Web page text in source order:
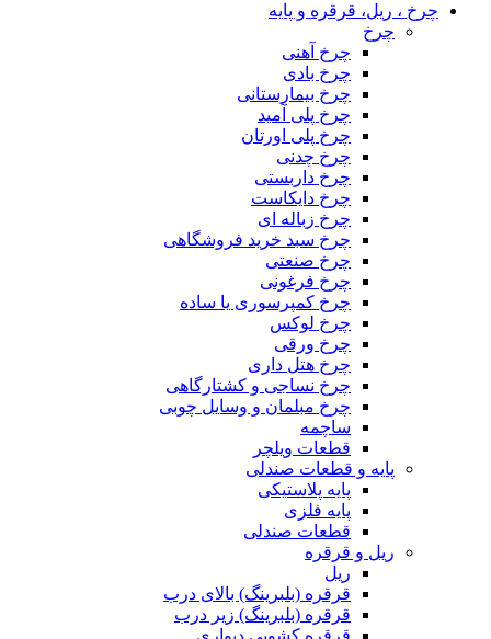
چرخ ، ریل، قرقره و پایه
چرخ
چرخ آهنی
چرخ بادی
چرخ بیمارستانی
چرخ پلی آمید
چرخ پلی اورتان
چرخ چدنی
چرخ داربستی
چرخ دایکاست
چرخ زباله ای
چرخ سبد خرید فروشگاهی
چرخ صنعتی
چرخ فرغونی
چرخ کمپرسوری یا ساده
چرخ لوکس
چرخ ورقی
چرخ هتل داری
چرخ نساجی و کشتارگاهی
چرخ مبلمان و وسایل چوبی
ساچمه
قطعات ویلچر
پایه و قطعات صندلی
پایه پلاستیکی
پایه فلزی
قطعات صندلی
ریل و قرقره
ریل
قرقره (بلبرینگ) بالای درب
قرقره (بلبرینگ) زیر درب